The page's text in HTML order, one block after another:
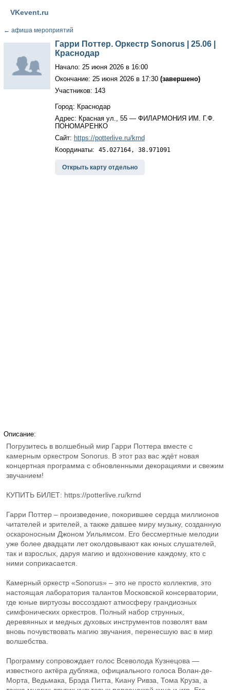
VKevent.ru
← афиша мероприятий
Гарри Поттер. Оркестр Sonorus | 25.06 |
Краснодар
Начало: 25 июня 2026 в 16:00
Окончание: 25 июня 2026 в 17:30 (завершено)
Участников: 143
Город: Краснодар
Адрес: Красная ул., 55 — ФИЛАРМОНИЯ ИМ. Г.Ф.
ПОНОМАРЕНКО
Сайт: https://potterlive.ru/krnd
Координаты: 45.027164, 38.971091
Открыть карту отдельно
Описание:
Погрузитесь в волшебный мир Гарри Поттера вместе с
камерным оркестром Sonorus. В этот раз вас ждёт новая
концертная программа с обновленными декорациями и свежим
звучанием!
КУПИТЬ БИЛЕТ: https://potterlive.ru/krnd
Гарри Поттер – произведение, покорившее сердца миллионов
читателей и зрителей, а также давшее миру музыку, созданную
оскароносным Джоном Уильямсом. Его бессмертные мелодии
уже более двадцати лет околдовывают как юных слушателей,
так и взрослых, даруя магию и вдохновение каждому, кто с
ними соприкасается.
Камерный оркестр «Sonorus» – это не просто коллектив, это
настоящая лаборатория талантов Московской консерватории,
где юные виртуозы воссоздают атмосферу грандиозных
симфонических оркестров. Полный набор струнных,
деревянных и медных духовых инструментов позволят вам
вновь почувствовать магию звучания, перенесшую вас в мир
волшебства.
Программу сопровождает голос Всеволода Кузнецова —
известного актёра дубляжа, официального голоса Волан-де-
Морта, Ведьмака, Брэда Питта, Киану Ривза, Тома Круза, а